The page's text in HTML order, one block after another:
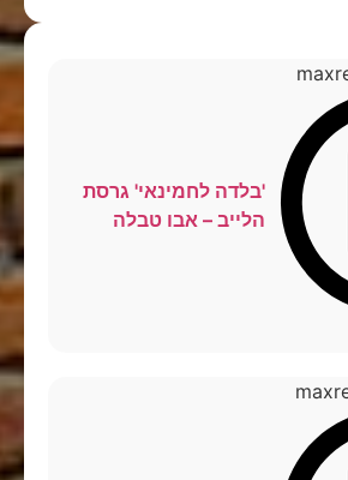
'בלדה לחמינאי' גרסת
הלייב – אבו טבלה